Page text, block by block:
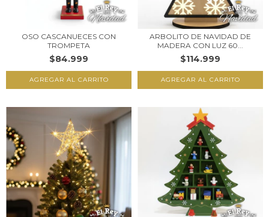
OSO CASCANUECES CON
TROMPETA
$84.999
ARBOLITO DE NAVIDAD DE
MADERA CON LUZ 60...
$114.999